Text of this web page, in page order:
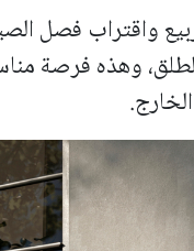
واقتراب فصل
وهذه فرصة